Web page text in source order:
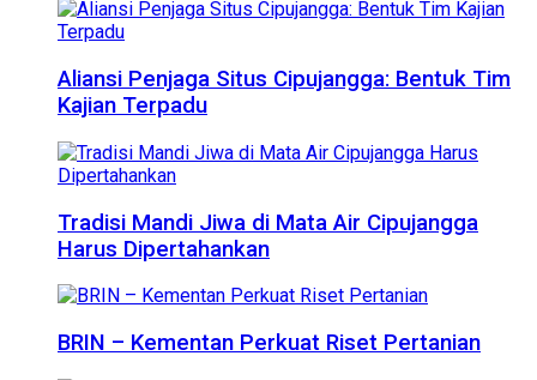
Aliansi Penjaga Situs Cipujangga: Bentuk Tim
Kajian Terpadu
Tradisi Mandi Jiwa di Mata Air Cipujangga
Harus Dipertahankan
BRIN – Kementan Perkuat Riset Pertanian